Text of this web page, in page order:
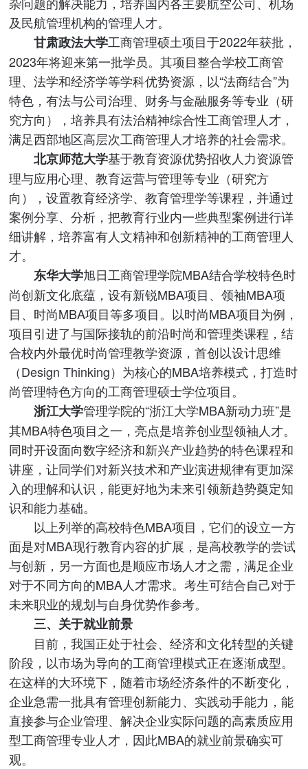
及民航管理机构的管理人才。
甘肃政法大学工商管理硕土项目于2022年获批，
2023年将迎来第一批学员。其项目整合学校工商管
理、法学和经济学等学科优势资源，以“法商结合”为
特色，有法与公司治理、财务与金融服务等专业（研
究方向），培养具有法治精神综合性工商管理人才，
满足西部地区高层次工商管理人才培养的社会需求。
北京师范大学基于教育资源优势招收人力资源管
理与应用心理、教育运营与管理等专业（研究方
向），设置教育经济学、教育管理学等课程，并通过
案例分享、分析，把教育行业内一些典型案例进行详
细讲解，培养富有人文精神和创新精神的工商管理人
才。
东华大学旭日工商管理学院MBA结合学校特色时
尚创新文化底蕴，设有新锐MBA项目、领袖MBA项
目、时尚MBA项目等多项目。以时尚MBA项目为例，
项目引进了与国际接轨的前沿时尚和管理类课程，结
合校内外最优时尚管理教学资源，首创以设计思维
（Design Thinking）为核心的MBA培养模式，打造时
尚管理特色方向的工商管理硕士学位项目。
浙江大学管理学院的“浙江大学MBA新动力班”是
其MBA特色项目之一，亮点是培养创业型领袖人才。
同时开设面向数字经济和新兴产业趋势的特色课程和
讲座，让同学们对新兴技术和产业演进规律有更加深
入的理解和认识，能更好地为未来引领新趋势奠定知
识和能力基础。
以上列举的高校特色MBA项目，它们的设立一方
面是对MBA现行教育内容的扩展，是高校教学的尝试
与创新，另一方面也是顺应市场人才之需，满足企业
对于不同方向的MBA人才需求。考生可结合自己对于
未来职业的规划与自身优势作参考。
三、关于就业前景
目前，我国正处于社会、经济和文化转型的关键
阶段，以市场为导向的工商管理模式正在逐渐成型。
在这样的大环境下，随着市场经济条件的不断变化，
企业急需一批具有管理创新能力、实践动手能力，能
直接参与企业管理、解决企业实际问题的高素质应用
型工商管理专业人才，因此MBA的就业前景确实可
观。